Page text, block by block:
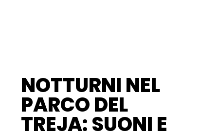
NOTTURNI NEL
PARCO DEL
TREJA: SUONI E